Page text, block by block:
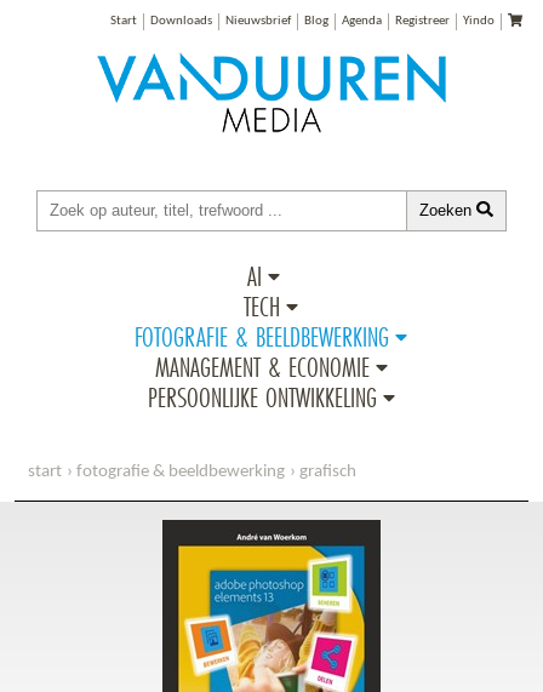
Start Downloads Nieuwsbrief Blog Agenda Registreer Yindo
Zoeken
AI
TECH
FOTOGRAFIE & BEELDBEWERKING
MANAGEMENT & ECONOMIE
PERSOONLIJKE ONTWIKKELING
start fotografie & beeldbewerking grafisch
ontdek photoshop elements 13